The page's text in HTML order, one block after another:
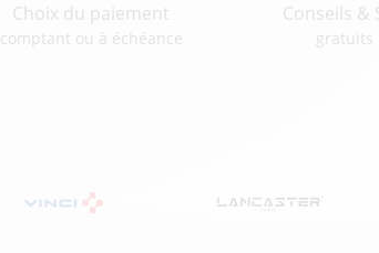
Choix du paiement
comptant ou à échéance
Conseils &
gratuits